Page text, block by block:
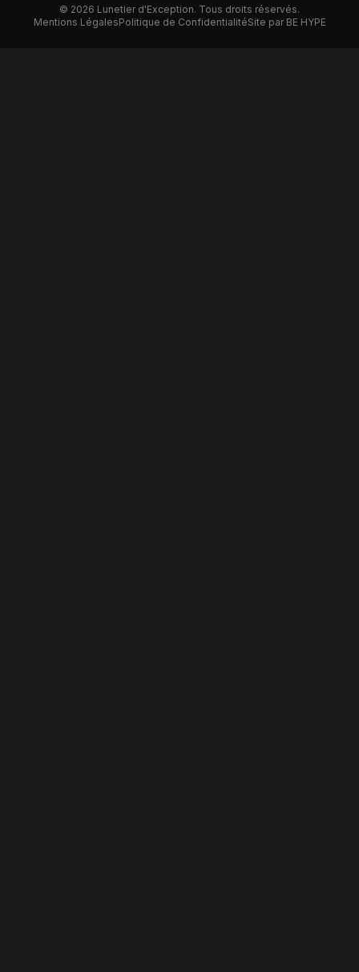
© 2026 Lunetier d'Exception. Tous droits réservés.
Mentions LégalesPolitique de ConfidentialitéSite par BE HYPE